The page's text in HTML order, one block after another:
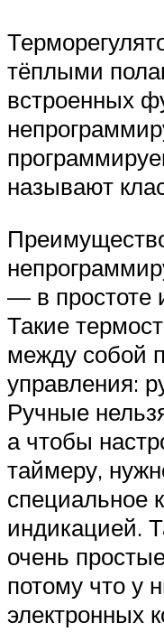
тёплыми
встроенных
называют
— в простоте
Такие
между собой
управления:
Ручные
а чтобы
таймеру,
специальное
индикацией.
очень
потому что у
электронных